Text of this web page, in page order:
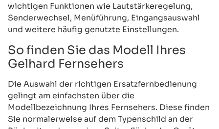
wichtigen Funktionen wie Lautstärkeregelung,
Senderwechsel, Menüführung, Eingangsauswahl
und weitere häufig genutzte Einstellungen.
So finden Sie das Modell Ihres
Gelhard Fernsehers
Die Auswahl der richtigen Ersatzfernbedienung
gelingt am einfachsten über die
Modellbezeichnung Ihres Fernsehers. Diese finden
Sie normalerweise auf dem Typenschild an der